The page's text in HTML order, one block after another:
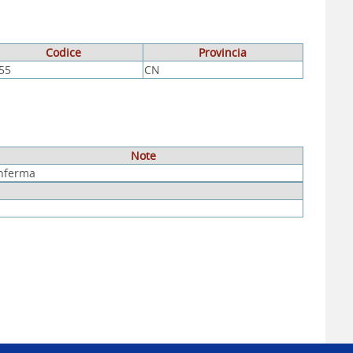
Codice
Provincia
CN
Note